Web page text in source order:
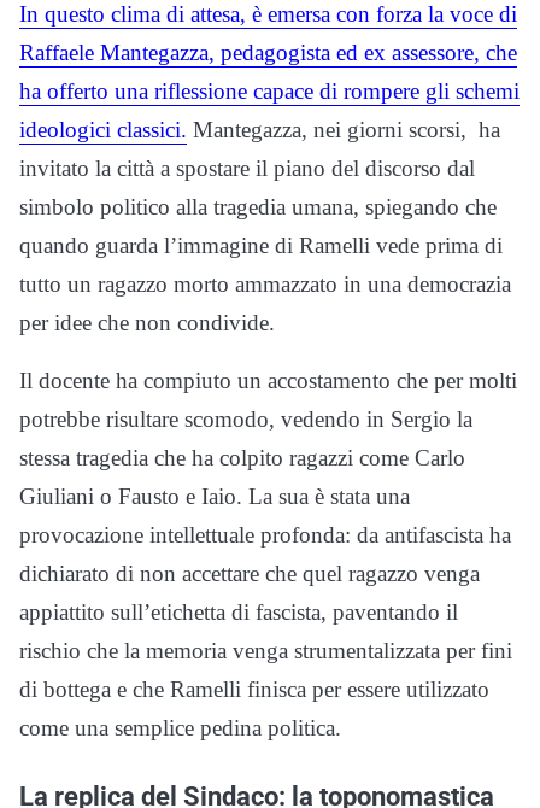
In questo clima di attesa, è emersa con forza la voce di
Raffaele Mantegazza, pedagogista ed ex assessore, che
ha offerto una riflessione capace di rompere gli schemi
ideologici classici. Mantegazza, nei giorni scorsi, ha
invitato la città a spostare il piano del discorso dal
simbolo politico alla tragedia umana, spiegando che
quando guarda l’immagine di Ramelli vede prima di
tutto un ragazzo morto ammazzato in una democrazia
per idee che non condivide.
Il docente ha compiuto un accostamento che per molti
potrebbe risultare scomodo, vedendo in Sergio la
stessa tragedia che ha colpito ragazzi come Carlo
Giuliani o Fausto e Iaio. La sua è stata una
provocazione intellettuale profonda: da antifascista ha
dichiarato di non accettare che quel ragazzo venga
appiattito sull’etichetta di fascista, paventando il
rischio che la memoria venga strumentalizzata per fini
di bottega e che Ramelli finisca per essere utilizzato
come una semplice pedina politica.
La replica del Sindaco: la toponomastica